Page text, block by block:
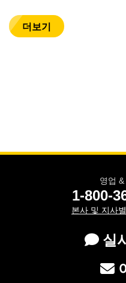
더보기
영업
1-800-
본사 및 지사
실